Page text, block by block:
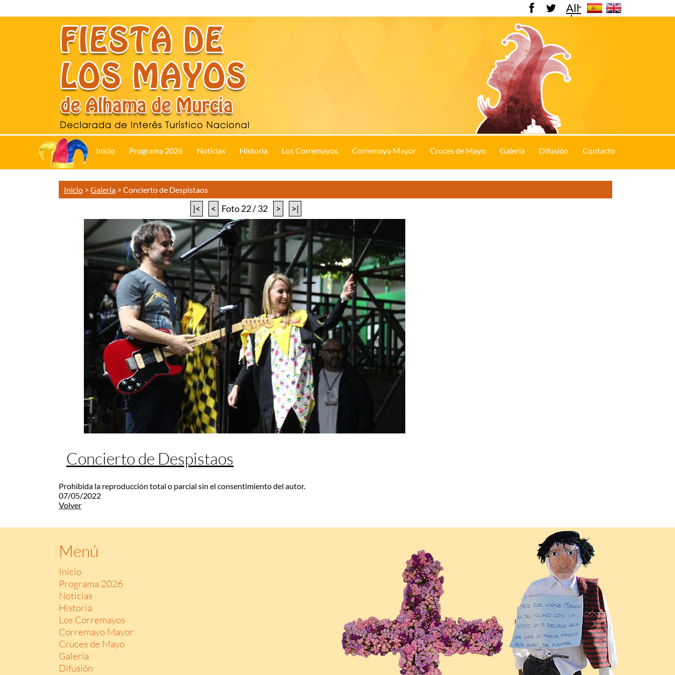
Alhama
de
Inicio Programa 2026 Noticias Historia Los Corremayos Corremayo Mayor Cruces de Mayo Galería Difusión Contacto
Inicio > Galería > Concierto de Despistaos
|< < Foto 22 / 32 > >|
Concierto de Despistaos
Prohibida la reproducción total o parcial sin el consentimiento del autor.
07/05/2022
Volver
Menú
Inicio
Programa 2026
Noticias
Historia
Los Corremayos
Corremayo Mayor
Cruces de Mayo
Galería
Difusión